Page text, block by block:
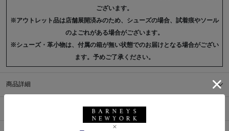
ございます。
※アウトレット品は店舗展開済みのため、シューズの場合、試着痕やソール
のよごれがある場合がございます。
※シューズ・革小物は、付属の箱が無い状態でのお届けとなる場合がござい
ます。予めご了承ください。
商品詳細